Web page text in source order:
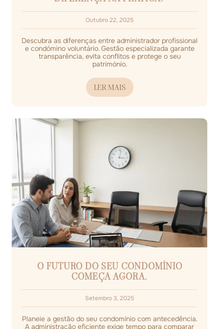
Outubro 22, 2025
Descubra as diferenças entre administrador profissional
e condómino voluntário. Gestão especializada garante
transparência, evita conflitos e protege o seu
património.
LER MAIS
O FUTURO DO SEU CONDOMÍNIO
COMEÇA AGORA.
Setembro 3, 2025
Planeie a gestão do seu condomínio com antecedência.
A administração eficiente exige tempo para comparar